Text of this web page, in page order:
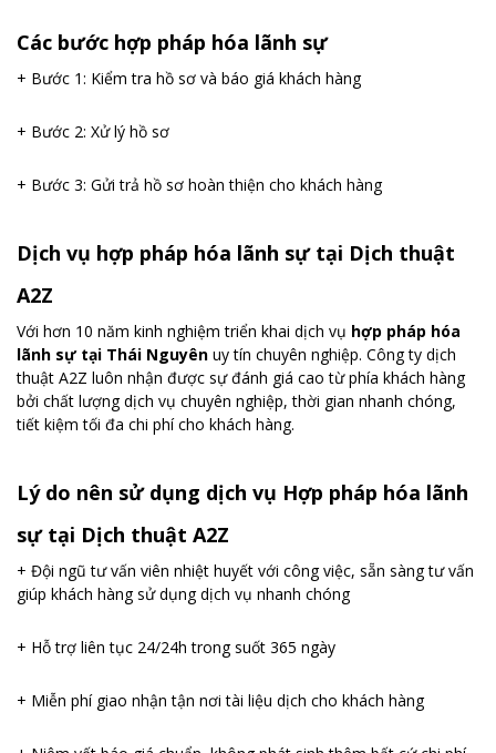
Các bước hợp pháp hóa lãnh sự
+ Bước 1: Kiểm tra hồ sơ và báo giá khách hàng
+ Bước 2: Xử lý hồ sơ
+ Bước 3: Gửi trả hồ sơ hoàn thiện cho khách hàng
Dịch vụ hợp pháp hóa lãnh sự tại Dịch thuật
A2Z
Với hơn 10 năm kinh nghiệm triển khai dịch vụ hợp pháp hóa
lãnh sự tại Thái Nguyên uy tín chuyên nghiệp. Công ty dịch
thuật A2Z luôn nhận được sự đánh giá cao từ phía khách hàng
bởi chất lượng dịch vụ chuyên nghiệp, thời gian nhanh chóng,
tiết kiệm tối đa chi phí cho khách hàng.
Lý do nên sử dụng dịch vụ Hợp pháp hóa lãnh
sự tại Dịch thuật A2Z
+ Đội ngũ tư vấn viên nhiệt huyết với công việc, sẵn sàng tư vấn
giúp khách hàng sử dụng dịch vụ nhanh chóng
+ Hỗ trợ liên tục 24/24h trong suốt 365 ngày
+ Miễn phí giao nhận tận nơi tài liệu dịch cho khách hàng